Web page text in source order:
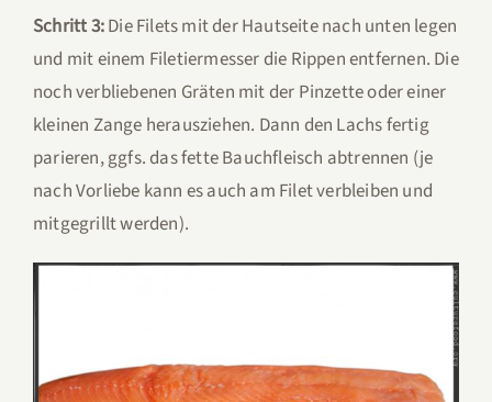
Schritt 3:Die Filets mit der Hautseite nach unten legen
und mit einem Filetiermesser die Rippen entfernen. Die
noch verbliebenen Gräten mit der Pinzette oder einer
kleinen Zange herausziehen. Dann den Lachs fertig
parieren, ggfs. das fette Bauchfleisch abtrennen (je
nach Vorliebe kann es auch am Filet verbleiben und
mitgegrillt werden).